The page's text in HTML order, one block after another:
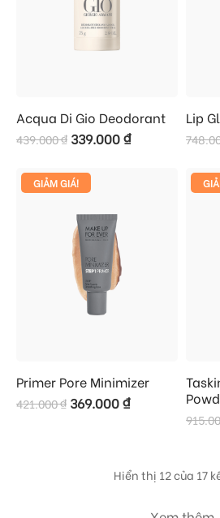
Acqua Di Gio Deodorant
439.000₫ 339.000₫
Lip
GIẢM GIÁ!
Primer Pore Minimizer
421.000₫ 369.000₫
Hiển thị 12 của 17